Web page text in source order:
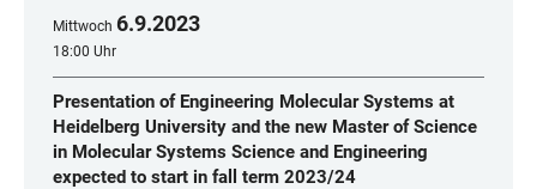
Mittwoch 6.9.2023
18:00 Uhr
Presentation of Engineering Molecular Systems at
Heidelberg University and the new Master of Science
in Molecular Systems Science and Engineering
expected to start in fall term 2023/24